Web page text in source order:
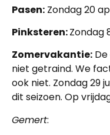
Pasen: Zondag 20
Pinksteren:Zondag
Zomervakantie:
niet getraind. We
ook niet. Zondag 29
dit seizoen. Op
Gemert: